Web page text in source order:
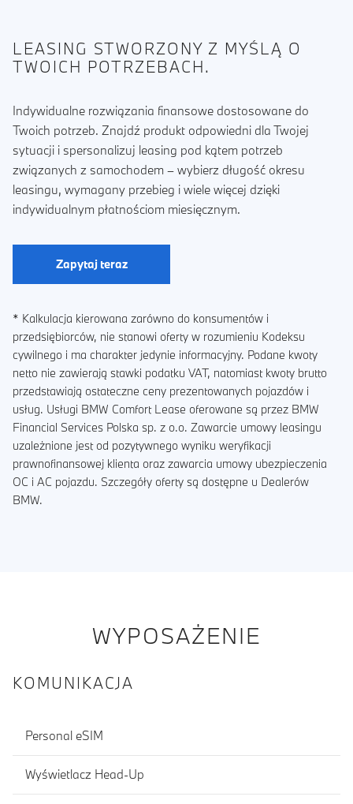
LEASING STWORZONY Z MYŚLĄ O
TWOICH POTRZEBACH.
Indywidualne rozwiązania finansowe dostosowane do
Twoich potrzeb. Znajdź produkt odpowiedni dla Twojej
sytuacji i spersonalizuj leasing pod kątem potrzeb
związanych z samochodem – wybierz długość okresu
leasingu, wymagany przebieg i wiele więcej dzięki
indywidualnym płatnościom miesięcznym.
Zapytaj teraz
* Kalkulacja kierowana zarówno do konsumentów i
przedsiębiorców, nie stanowi oferty w rozumieniu Kodeksu
cywilnego i ma charakter jedynie informacyjny. Podane kwoty
netto nie zawierają stawki podatku VAT, natomiast kwoty brutto
przedstawiają ostateczne ceny prezentowanych pojazdów i
usług. Usługi BMW Comfort Lease oferowane są przez BMW
Financial Services Polska sp. z o.o. Zawarcie umowy leasingu
uzależnione jest od pozytywnego wyniku weryfikacji
prawnofinansowej klienta oraz zawarcia umowy ubezpieczenia
OC i AC pojazdu. Szczegóły oferty są dostępne u Dealerów
BMW.
WYPOSAŻENIE
KOMUNIKACJA
Personal eSIM
Wyświetlacz Head-Up